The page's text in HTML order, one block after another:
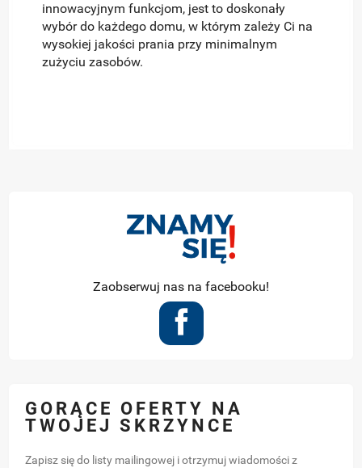
innowacyjnym funkcjom, jest to doskonały
wybór do każdego domu, w którym zależy Ci na
wysokiej jakości prania przy minimalnym
zużyciu zasobów.
Zaobserwuj nas na facebooku!
GORĄCE OFERTY NA
TWOJEJ SKRZYNCE
Zapisz się do listy mailingowej i otrzymuj wiadomości z